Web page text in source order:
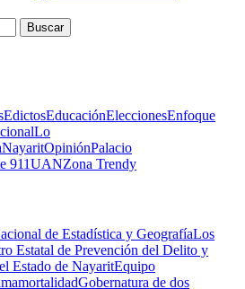
EdictosEducaciónEleccionesEnfoque
Lo
NayaritOpiniónPalacio
911UANZona Trendy
de Estadística y GeografíaLos
Estatal de Prevención del Delito y
Estado de NayaritEquipo
mortalidadGobernatura de dos